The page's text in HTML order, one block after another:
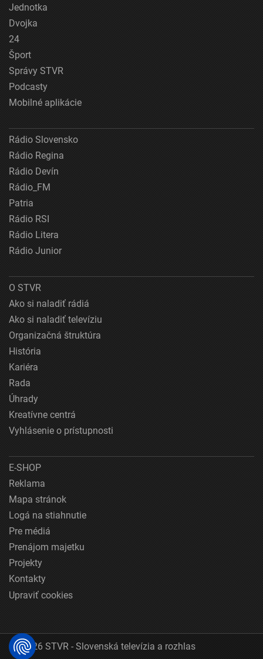
Jednotka
Dvojka
24
Šport
Správy STVR
Podcasty
Mobilné aplikácie
Rádio Slovensko
Rádio Regina
Rádio Devín
Rádio_FM
Patria
Rádio RSI
Rádio Litera
Rádio Junior
O STVR
Ako si naladiť rádiá
Ako si naladiť televíziu
Organizačná štruktúra
História
Kariéra
Rada
Úhrady
Kreatívne centrá
Vyhlásenie o prístupnosti
E-SHOP
Reklama
Mapa stránok
Logá na stiahnutie
Pre médiá
Prenájom majetku
Projekty
Kontakty
Upraviť cookies
© 2026 STVR - Slovenská televízia a rozhlas